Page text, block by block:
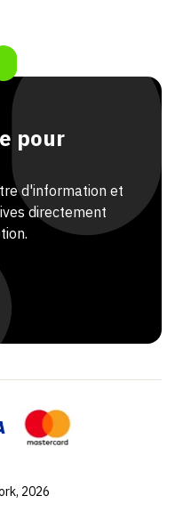
pour
d'information et
directement
2026
German
Swedish